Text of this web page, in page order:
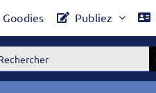
Goodies Publiez